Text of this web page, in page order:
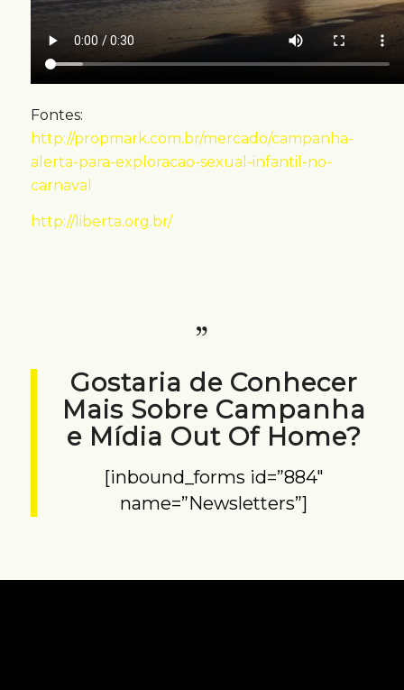
Fontes:
http://propmark.com.br/mercado/campanha-
alerta-para-exploracao-sexual-infantil-no-
carnaval
http://liberta.org.br/
Gostaria de Conhecer
Mais Sobre Campanha
e Mídia Out Of Home?
[inbound_forms id=”884″
name=”Newsletters”]